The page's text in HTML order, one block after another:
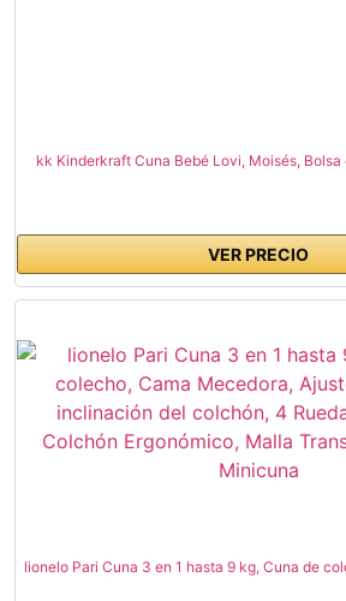
kk Kinderkraft Cuna Bebé Lovi, Moisés, Bolsa
VER PRECIO
lionelo Pari Cuna 3 en 1 hasta 9 kg, Cuna de